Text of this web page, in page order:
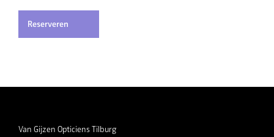
Reserveren
Van Gijzen Opticiens Tilburg